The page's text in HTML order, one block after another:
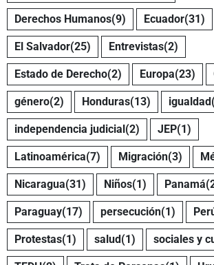
Derechos Humanos(9) Ecuador(31)
El Salvador(25) Entrevistas(2)
Estado de Derecho(2) Europa(23)
género(2) Honduras(13) igualdad
independencia judicial(2) JEP(1)
Latinoamérica(7) Migración(3)
Nicaragua(31) Niños(1) Panamá
Paraguay(17) persecución(1)
Protestas(1) salud(1) sociales y